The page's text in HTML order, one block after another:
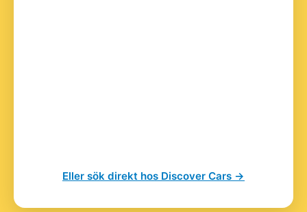
Eller sök direkt hos Discover Cars →